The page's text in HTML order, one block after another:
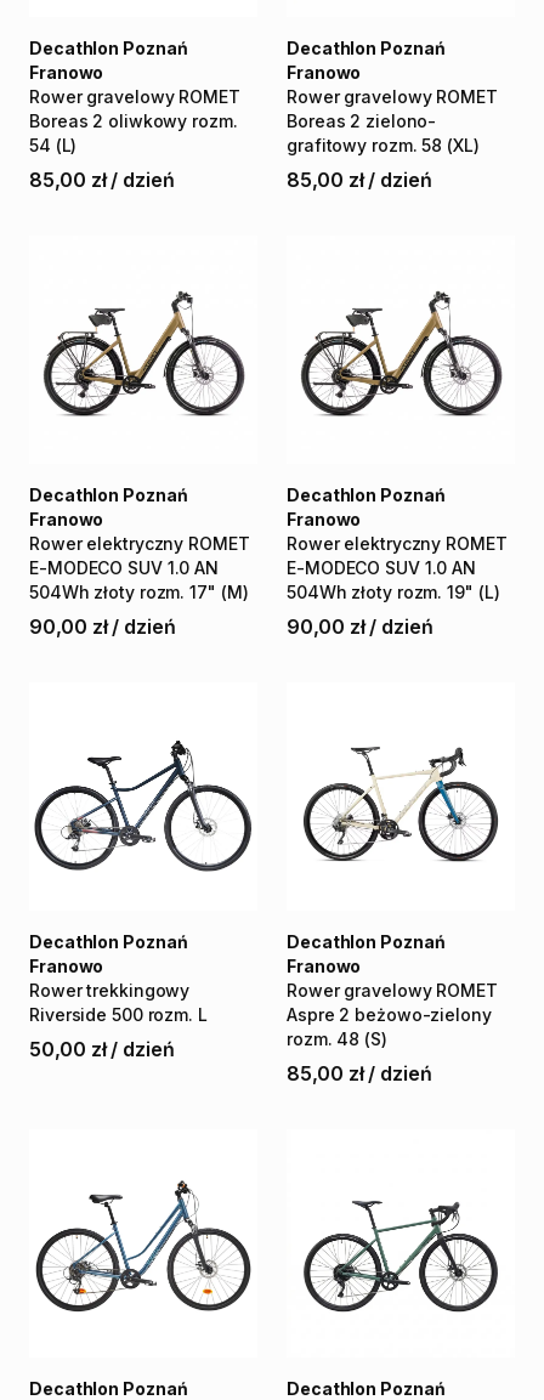
Rower gravelowy ROMET
Boreas 2 oliwkowy rozm.
54 (L)
Decathlon Poznań
Franowo
85,00 zł / dzień
Rower gravelowy ROMET
Boreas 2 zielono-
grafitowy rozm. 58 (XL)
Decathlon Poznań
Franowo
85,00 zł / dzień
Rower elektryczny ROMET
E-MODECO SUV 1.0 AN
504Wh złoty rozm. 17" (M)
Decathlon Poznań
Franowo
90,00 zł / dzień
Rower elektryczny ROMET
E-MODECO SUV 1.0 AN
504Wh złoty rozm. 19" (L)
Decathlon Poznań
Franowo
90,00 zł / dzień
Rower trekkingowy
Riverside 500 rozm. L
Decathlon Poznań
Franowo
50,00 zł / dzień
Rower gravelowy ROMET
Aspre 2 beżowo-zielony
rozm. 48 (S)
Decathlon Poznań
Franowo
85,00 zł / dzień
Decathlon Poznań
Decathlon Poznań